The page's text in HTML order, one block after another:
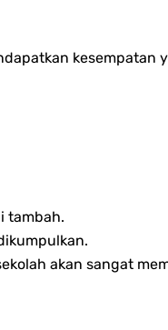
kesempatan
tambah.
akan sangat